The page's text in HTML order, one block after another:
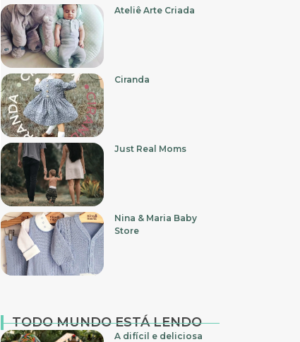
Ateliê Arte Criada
Ciranda
Just Real Moms
Nina & Maria Baby
Store
TODO MUNDO ESTÁ LENDO
A difícil e deliciosa